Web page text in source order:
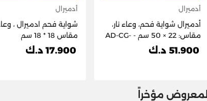
أدميرال
أدميرال شواية فحم، وعاء نار،
مقاس: 22 × 50 سم - AD-CG-
2250LX
51.900 د.ك
أدميرال
شواية فحم ادميرال ،
مقاس 18 * 18 سم
17.900 د.ك
المعروض مؤخراً